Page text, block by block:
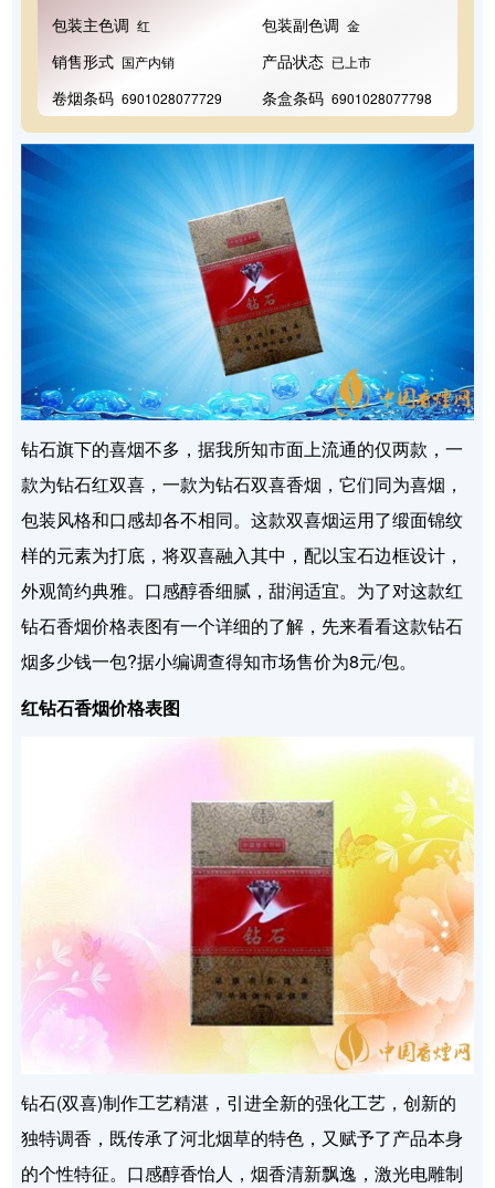
包装主色调 红 包装副色调 金
销售形式 国产内销 产品状态 已上市
卷烟条码 6901028077729 条盒条码 6901028077798
钻石旗下的喜烟不多，据我所知市面上流通的仅两款，一
款为钻石红双喜，一款为钻石双喜香烟，它们同为喜烟，
包装风格和口感却各不相同。这款双喜烟运用了缎面锦纹
样的元素为打底，将双喜融入其中，配以宝石边框设计，
外观简约典雅。口感醇香细腻，甜润适宜。为了对这款红
钻石香烟价格表图有一个详细的了解，先来看看这款钻石
烟多少钱一包?据小编调查得知市场售价为8元/包。
红钻石香烟价格表图
钻石(双喜)制作工艺精湛，引进全新的强化工艺，创新的
独特调香，既传承了河北烟草的特色，又赋予了产品本身
的个性特征。口感醇香怡人，烟香清新飘逸，激光电雕制